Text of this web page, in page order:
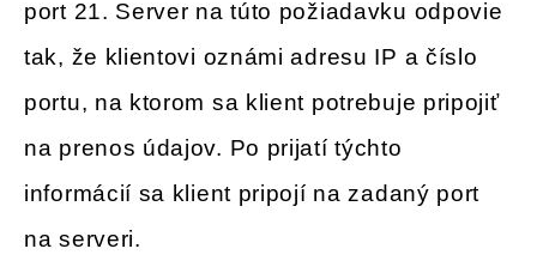
port 21. Server na túto požiadavku odpovie
tak, že klientovi oznámi adresu IP a číslo
portu, na ktorom sa klient potrebuje pripojiť
na prenos údajov. Po prijatí týchto
informácií sa klient pripojí na zadaný port
na serveri.